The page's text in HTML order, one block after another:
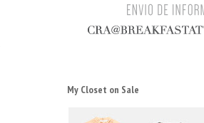
My Closet on Sale